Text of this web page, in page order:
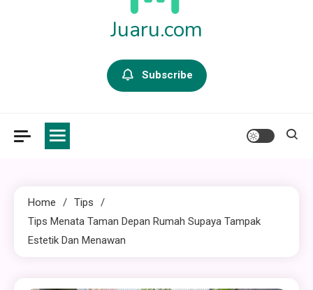
Juaru.com
Subscribe
Home
Tips
Tips Menata Taman Depan Rumah Supaya Tampak
Estetik Dan Menawan